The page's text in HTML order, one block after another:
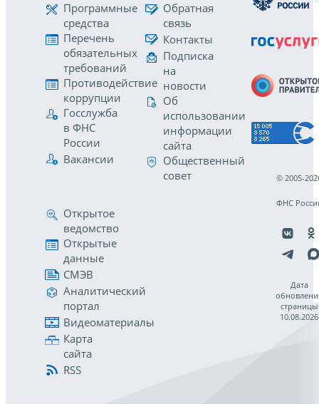
Программные
средства
Перечень
обязательных
требований
Противодействие
коррупции
Госслужба
в ФНС
России
Вакансии
Обратная
связь
Контакты
Подписка
на
новости
Об
использовании
информации
сайта
Общественный
совет
Открытое
ведомство
Открытые
данные
СМЭВ
Аналитический
портал
Видеоматериалы
Карта
сайта
RSS
© 2005-
ФНС
Дата
страницы
10.08.2026